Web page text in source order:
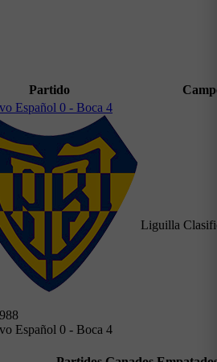
Partido
Español 0 - Boca 4
Español 0 - Boca 4
Liguilla